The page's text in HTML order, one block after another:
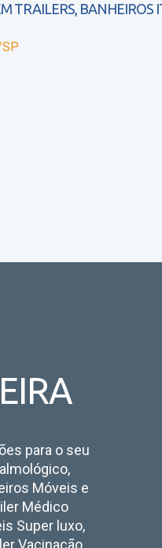
TRAILERS, BANHEIROS
para o seu
Móveis e
Médico
Super luxo,
Vacinação.